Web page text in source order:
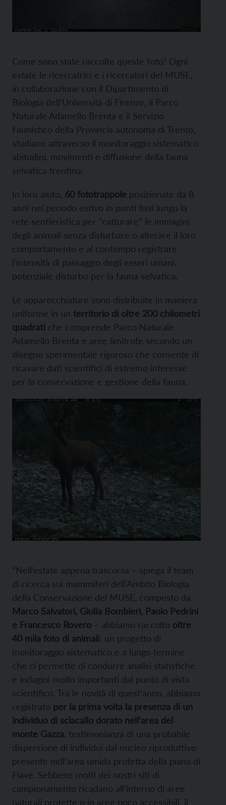
Come sono state raccolte queste foto? Ogni
estate le ricercatrici e i ricercatori del MUSE,
in collaborazione con il Dipartimento di
Biologia dell’Università di Firenze, il Parco
Naturale Adamello Brenta e il Servizio
Faunistico della Provincia autonoma di Trento,
studiano attraverso il monitoraggio sistematico
abitudini, movimenti e diffusione della fauna
selvatica trentina.
In loro aiuto, 60 fototrappole posizionate da 8
anni nel periodo estivo in punti fissi lungo la
rete sentieristica per “catturare” le immagini
degli animali senza disturbare o alterare il loro
comportamento e al contempo registrare
l’intensità di passaggio degli esseri umani,
potenziale disturbo per la fauna selvatica.
Le apparecchiature sono distribuite in maniera
uniforme in un territorio di oltre 200 chilometri
quadrati che comprende Parco Naturale
Adamello Brenta e aree limitrofe secondo un
disegno sperimentale rigoroso che consente di
ricavare dati scientifici di estremo interesse
per la conservazione e gestione della fauna.
“Nell’estate appena trascorsa – spiega il team
di ricerca sui mammiferi dell’Ambito Biologia
della Conservazione del MUSE, composto da
Marco Salvatori, Giulia Bombieri, Paolo Pedrini
e Francesco Rovero – abbiamo raccolto oltre
40 mila foto di animali: un progetto di
monitoraggio sistematico e a lungo termine
che ci permette di condurre analisi statistiche
e indagini molto importanti dal punto di vista
scientifico. Tra le novità di quest’anno, abbiamo
registrato per la prima volta la presenza di un
individuo di sciacallo dorato nell’area del
monte Gazza , testimonianza di una probabile
dispersione di individui dal nucleo riproduttivo
presente nell’area umida protetta della piana di
Fiavè. Sebbene molti dei nostri siti di
campionamento ricadano all’interno di aree
naturali protette o in aree poco accessibili, il